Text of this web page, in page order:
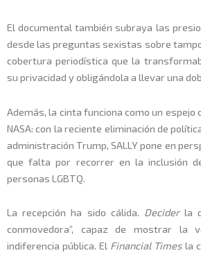
El documental también subraya las
desde las preguntas sexistas sobre
cobertura periodística que la
su privacidad y obligándola a llevar una
Además, la cinta funciona como un espejo
NASA: con la reciente eliminación de
administración Trump, SALLY pone en
que falta por recorrer en la inclusión
personas LGBTQ.
La recepción ha sido cálida. Deciderla
conmovedora”, capaz de mostrar la
indiferencia pública. El Financial Timesla